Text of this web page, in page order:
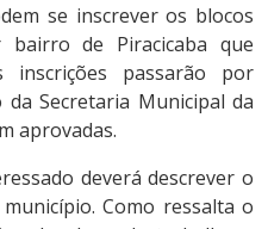
se inscrever os blocos
bairro de Piracicaba que
inscrições passarão por
Secretaria Municipal da
aprovadas.
deverá descrever o
Como ressalta o